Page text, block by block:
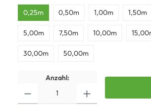
0,25m
0,50m 1,00m 1,50m
5,00m 7,50m 10,00m
30,00m 50,00m
Anzahl: